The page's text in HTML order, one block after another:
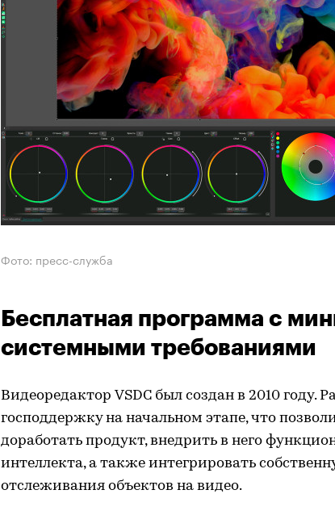
Фото: пресс-служба
Бесплатная программа с
системными требованиями
Видеоредактор VSDC был создан в 2010 году.
господдержку на начальном этапе, что
доработать продукт, внедрить в него
интеллекта, а также интегрировать
отслеживания объектов на видео.